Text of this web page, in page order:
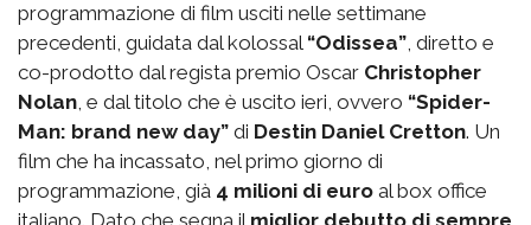
programmazione di film usciti nelle settimane
precedenti, guidata dal kolossal “Odissea”, diretto e
co-prodotto dal regista premio Oscar Christopher
Nolan, e dal titolo che è uscito ieri, ovvero “Spider-
Man: brand new day” di Destin Daniel Cretton. Un
film che ha incassato, nel primo giorno di
programmazione, già 4 milioni di euro al box office